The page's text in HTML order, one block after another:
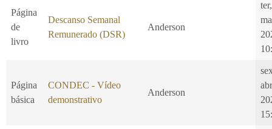
Página
de
livro
Descanso Semanal
Remunerado (DSR)
Anderson
Página
básica
CONDEC - Vídeo
demonstrativo
Anderson
abr